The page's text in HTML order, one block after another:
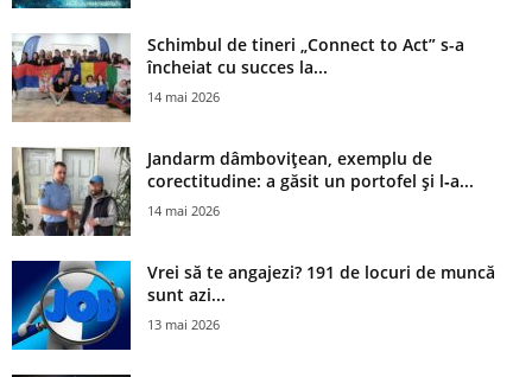
Schimbul de tineri „Connect to Act” s-a
încheiat cu succes la...
14 mai 2026
Jandarm dâmbovițean, exemplu de
corectitudine: a găsit un portofel și l‑a...
14 mai 2026
Vrei să te angajezi? 191 de locuri de muncă
sunt azi...
13 mai 2026